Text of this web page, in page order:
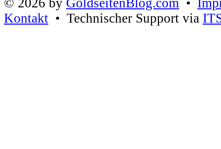
© 2026 by GoldseitenBlog.com •
Kontakt • Technischer Support via